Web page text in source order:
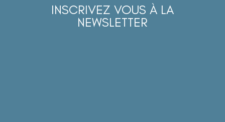
INSCRIVEZ VOUS À LA
NEWSLETTER